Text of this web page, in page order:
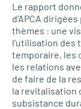
Le rapport
d’APCA
thèmes : une
l’utilisation des
temporaire, les
les relations
de faire de la
la revitalisation
subsistance